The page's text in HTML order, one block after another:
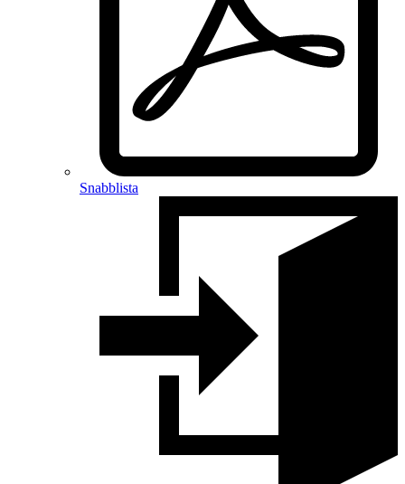
Snabblista